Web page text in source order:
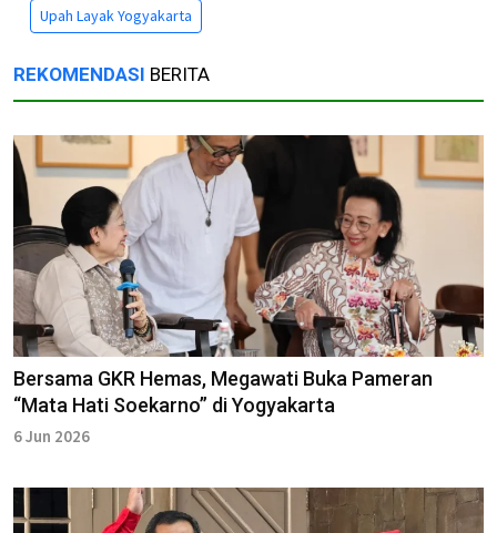
Upah Layak Yogyakarta
REKOMENDASI BERITA
Bersama GKR Hemas, Megawati Buka Pameran
“Mata Hati Soekarno” di Yogyakarta
6 Jun 2026